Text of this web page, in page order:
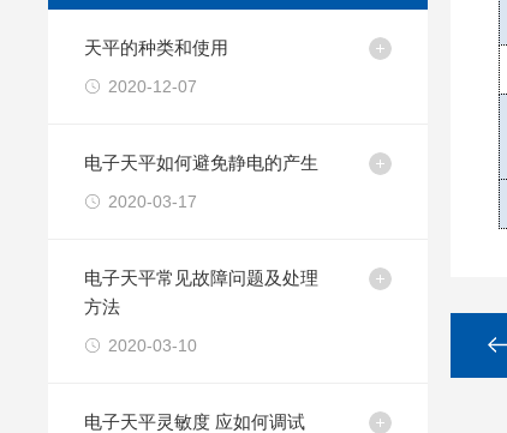
天平的种类和使用
2020-12-07
电子天平如何避免静电的产生
2020-03-17
电子天平常见故障问题及处理
方法
2020-03-10
电子天平灵敏度 应如何调试